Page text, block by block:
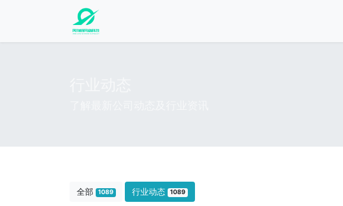
全部 1089 行业动态 1089